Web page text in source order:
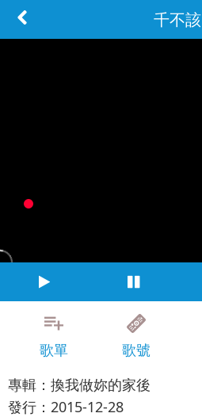
千不該
歌單 歌號
專輯：換我做妳的家後
發行：2015-12-28